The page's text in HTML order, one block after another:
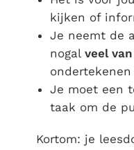
kijken of
Je neemt de
nogal veel
Je moet een
taak om de
Kortom: je